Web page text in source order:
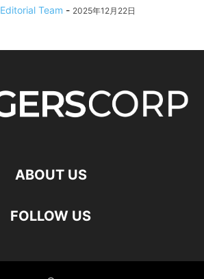
Editorial Team - 2025年12月22日
ABOUT US
FOLLOW US